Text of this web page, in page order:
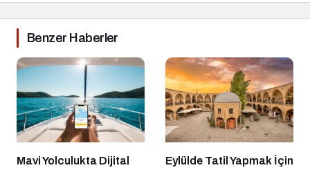
Benzer Haberler
Mavi Yolculukta Dijital
Eylülde Tatil Yapmak İçin